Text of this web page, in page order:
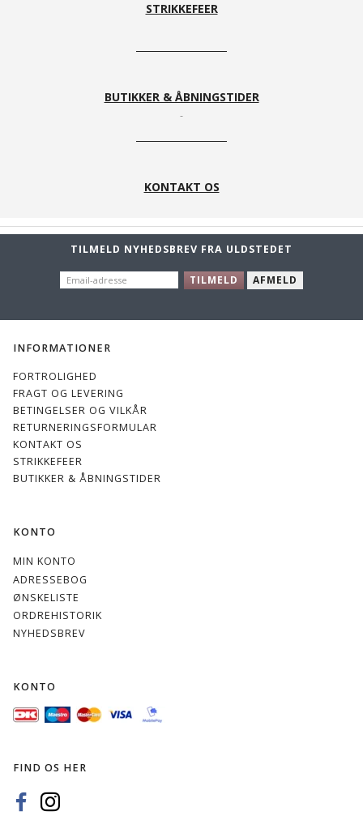
STRIKKEFEER
BUTIKKER & ÅBNINGSTIDER
KONTAKT OS
TILMELD NYHEDSBREV FRA ULDSTEDET
EMAIL-
ADRESSE
TILMELD AFMELD
INFORMATIONER
FORTROLIGHED
FRAGT OG LEVERING
BETINGELSER OG VILKÅR
RETURNERINGSFORMULAR
KONTAKT OS
STRIKKEFEER
BUTIKKER & ÅBNINGSTIDER
KONTO
MIN KONTO
ADRESSEBOG
ØNSKELISTE
ORDREHISTORIK
NYHEDSBREV
KONTO
FIND OS HER